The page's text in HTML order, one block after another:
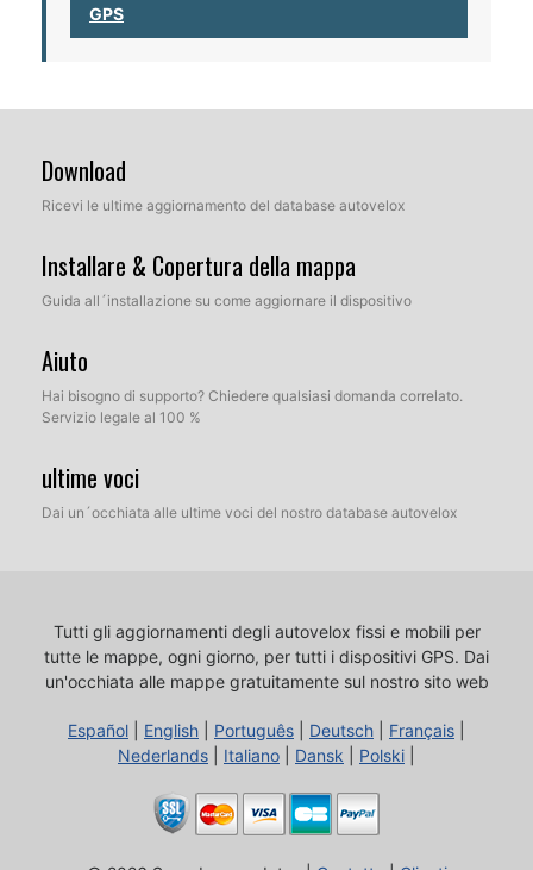
GPS
Download
Ricevi le ultime aggiornamento del database autovelox
Installare & Copertura della mappa
Guida all´installazione su come aggiornare il dispositivo
Aiuto
Hai bisogno di supporto? Chiedere qualsiasi domanda correlato.
Servizio legale al 100 %
ultime voci
Dai un´occhiata alle ultime voci del nostro database autovelox
Tutti gli aggiornamenti degli autovelox fissi e mobili per
tutte le mappe, ogni giorno, per tutti i dispositivi GPS. Dai
un'occhiata alle mappe gratuitamente sul nostro sito web
Español English Português Deutsch Français
Nederlands
Italiano Dansk Polski